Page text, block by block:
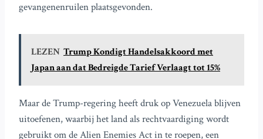
gevangenenruilen plaatsgevonden.
LEZEN Trump Kondigt Handelsakkoord met
Japan aan dat Bedreigde Tarief Verlaagt tot 15%
Maar de Trump-regering heeft druk op Venezuela blijven
uitoefenen, waarbij het land als rechtvaardiging wordt
gebruikt om de Alien Enemies Act in te roepen, een